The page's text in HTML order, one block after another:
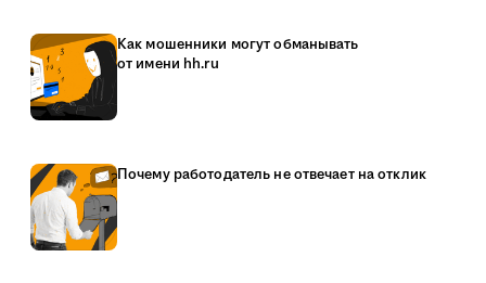
Как мошенники могут обманывать
от имени hh.ru
Почему работодатель не отвечает на отклик